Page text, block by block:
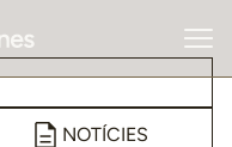
NOTÍCIES